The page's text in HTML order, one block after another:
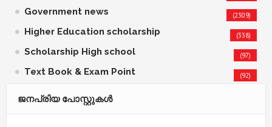
Government news (2309)
Higher Education scholarship (338)
Scholarship High school (97)
Text Book & Exam Point (92)
ജനപ്രിയ പോസ്റ്റുകള്‍‌